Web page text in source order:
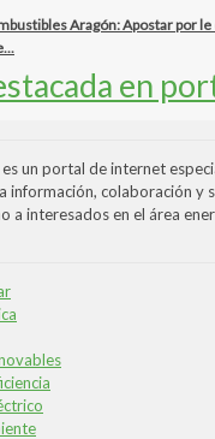
Aragón: Apostar por
en
un portal de internet
información, colaboración y
a interesados en el área